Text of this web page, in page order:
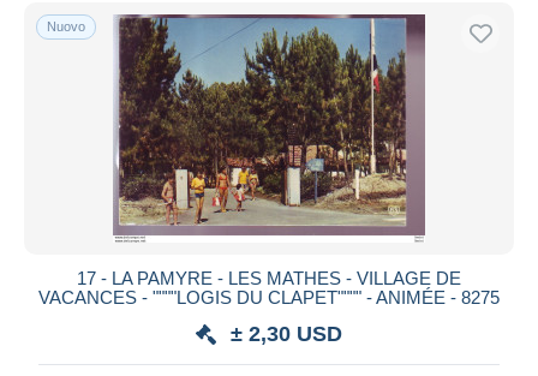
Nuovo
17 - LA PAMYRE - LES MATHES - VILLAGE DE
VACANCES - """"LOGIS DU CLAPET"""" - ANIMÉE - 8275
± 2,30 USD